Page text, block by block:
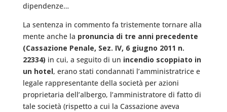
dipendenze…
La sentenza in commento fa tristemente tornare alla
mente anche la pronuncia di tre anni precedente
(Cassazione Penale, Sez. IV, 6 giugno 2011 n.
22334) in cui, a seguito di un incendio scoppiato in
un hotel, erano stati condannati l’amministratrice e
legale rappresentante della società per azioni
proprietaria dell’albergo, l’amministratore di fatto di
tale società (rispetto a cui la Cassazione aveva